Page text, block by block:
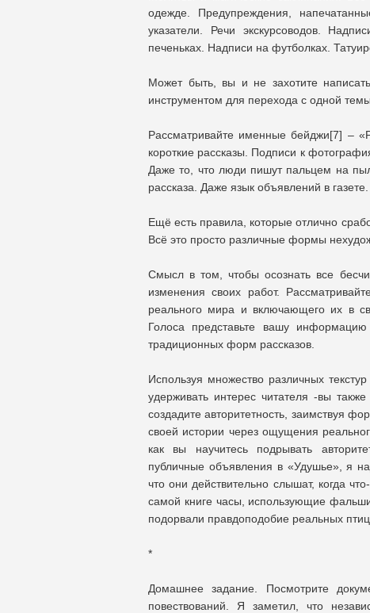
одежде. Предупреждения,
указатели. Речи экскурсоводов.
печеньках. Надписи на футболках.
Может быть, вы и не захотите
инструментом для перехода с одной
Рассматривайте именные бейджи[7] –
короткие рассказы. Подписи к
Даже то, что люди пишут пальцем на
рассказа. Даже язык объявлений в
Ещё есть правила, которые отлично
Всё это просто различные формы
Смысл в том, чтобы осознать все
изменения своих работ.
реального мира и включающего их в
Голоса представьте вашу
традиционных форм рассказов.
Используя множество различных
удерживать интерес читателя -вы
создадите авторитетность, заимствуя
своей истории через ощущения
как вы научитесь подрывать
публичные объявления в «Удушье», я
что они действительно слышат, когда
самой книге часы, использующие
подорвали правдоподобие реальных птиц.
*
Домашнее задание. Посмотрите
повествований. Я заметил, что